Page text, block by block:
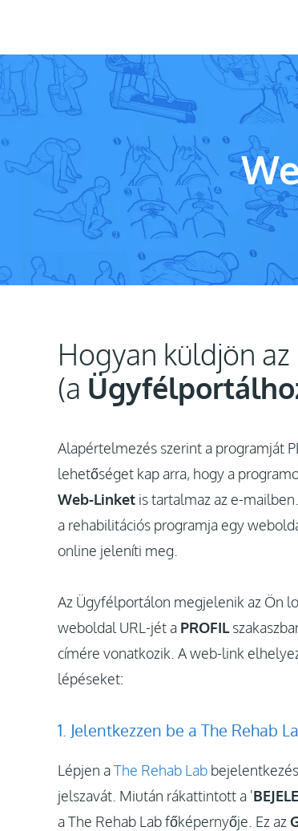
Hogyan küldjön
(a
Alapértelmezés szerint a programját
lehetőséget kap arra, hogy a
Web-Linket is tartalmaz az e-
a rehabilitációs programja egy
online jeleníti meg.
Az Ügyfélportálon megjelenik az Ön
weboldal URL-jét a PROFIL
címére vonatkozik. A web-link
lépéseket:
1. Jelentkezzen be a The Rehab
Lépjen aThe Rehab Lab
jelszavát. Miután rákattintott a '
a The Rehab Lab főképernyője. Ez az